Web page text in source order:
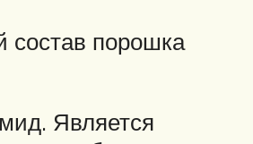
состав порошка
Является